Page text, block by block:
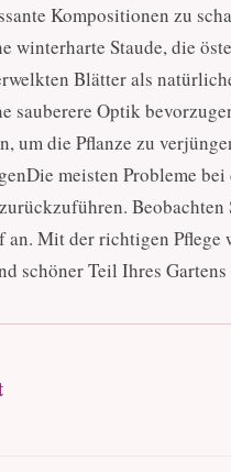
Kompositionen zu
winterharte Staude, die
Blätter als
sauberere Optik
um die Pflanze zu
meisten Probleme
Beobachten
an. Mit der richtigen
schöner Teil Ihres Gartens